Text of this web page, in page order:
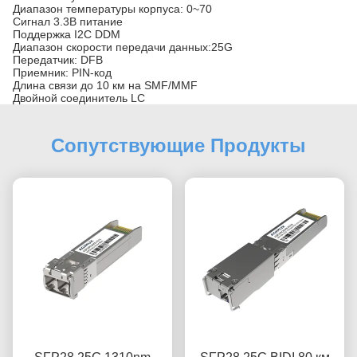
Диапазон температуры корпуса: 0~70
Сигнал 3.3В питание
Поддержка I2C DDM
Диапазон скорости передачи данных:25G
Передатчик: DFB
Приемник: PIN-код
Длина связи до 10 км на SMF/MMF
Двойной соединитель LC
Сопутствующие Продукты